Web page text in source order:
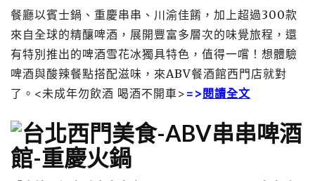
餐廳以賓士鍋、重慶串串、川渝佳餚，加上超過300款
來自全球的精釀啤酒，展開豐富多層次的味覺旅程，還
有特別推出的啤酒雪花冰獨具特色，值得一嚐！想體驗
啤酒與酸辣餐點搭配滋味，來ABV餐酒館西門店就對
了。<未成年勿飲酒 喝酒不開車> =>閱讀全文